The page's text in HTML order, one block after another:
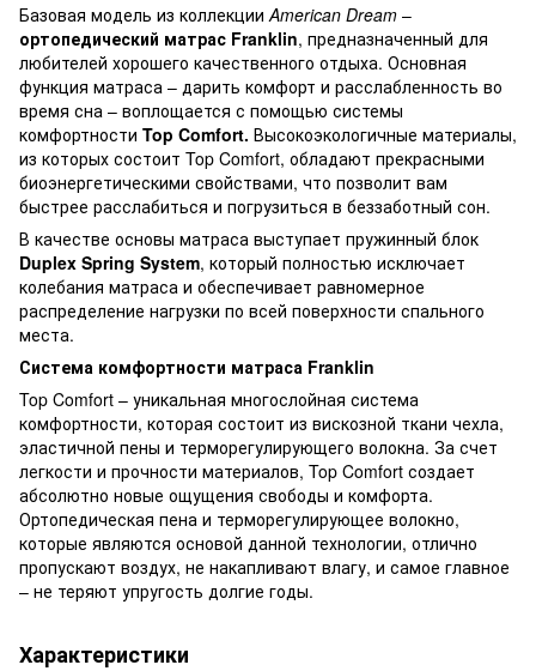
Базовая модель из коллекции American Dream –
ортопедический матрас Franklin, предназначенный для
любителей хорошего качественного отдыха. Основная
функция матраса – дарить комфорт и расслабленность во
время сна – воплощается с помощью системы
комфортности Top Comfort. Высокоэкологичные материалы,
из которых состоит Top Comfort, обладают прекрасными
биоэнергетическими свойствами, что позволит вам
быстрее расслабиться и погрузиться в беззаботный сон.
В качестве основы матраса выступает пружинный блок
Duplex Spring System, который полностью исключает
колебания матраса и обеспечивает равномерное
распределение нагрузки по всей поверхности спального
места.
Система комфортности матраса Franklin
Top Comfort – уникальная многослойная система
комфортности, которая состоит из вискозной ткани чехла,
эластичной пены и терморегулирующего волокна. За счет
легкости и прочности материалов, Top Comfort создает
абсолютно новые ощущения свободы и комфорта.
Ортопедическая пена и терморегулирующее волокно,
которые являются основой данной технологии, отлично
пропускают воздух, не накапливают влагу, и самое главное
– не теряют упругость долгие годы.
Характеристики